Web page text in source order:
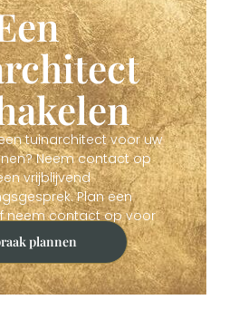
tuinarchitect voor uw
Neem contact op
vrijblijvend
Plan een
neem contact op voor
adviesgesprek.
plannen